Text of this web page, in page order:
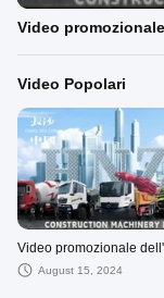
Video
Video Popolari
Video promozionale
August 15, 2024